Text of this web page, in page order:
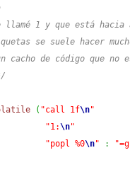
1 y que está hacia
se suele hacer
de código que no
( "call 1f\n"
"1:\n"
"popl %0\n" :